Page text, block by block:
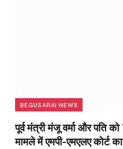
BEGUSARAI NEWS
पूर्व मंत्री मंजू वर्मा और पति
मामले में एमपी-एमएलए कोर्ट